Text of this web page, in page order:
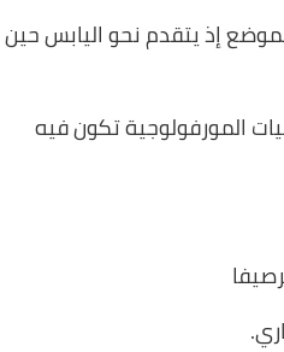
إذ يتقدم نحو اليابس حين
المورفولوجية تكون فيه